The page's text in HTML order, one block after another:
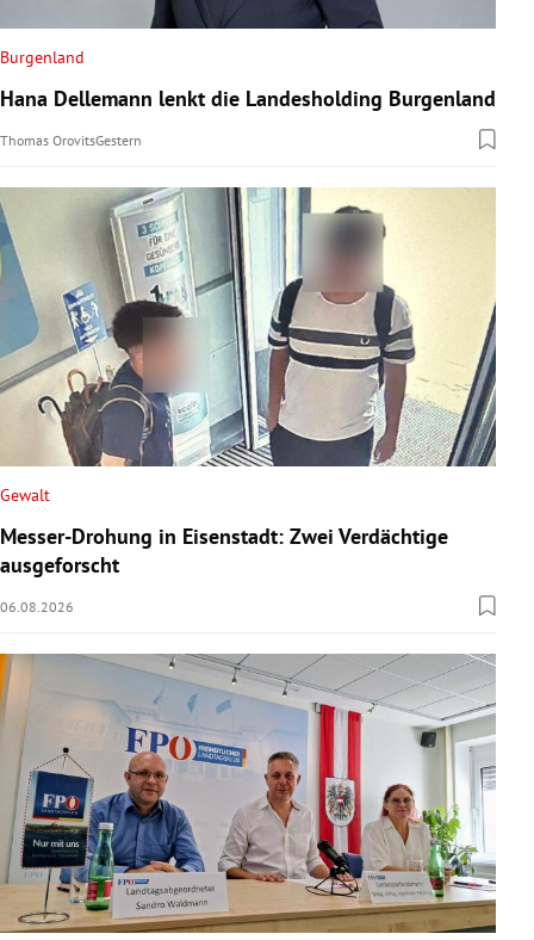
Burgenland
Hana Dellemann lenkt die Landesholding Burgenland
Thomas OrovitsGestern
Gewalt
Messer-Drohung in Eisenstadt: Zwei Verdächtige
ausgeforscht
06.08.2026